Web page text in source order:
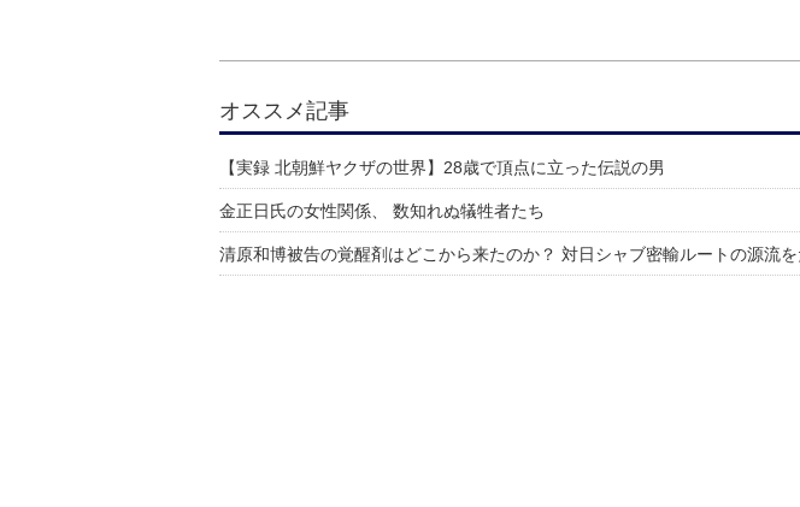
オススメ記事
【実録 北朝鮮ヤクザの世界】28歳で頂点に立った伝説の男
金正日氏の女性関係、 数知れぬ犠牲者たち
清原和博被告の覚醒剤はどこから来たのか？ 対日シャブ密輸ルートの源流を